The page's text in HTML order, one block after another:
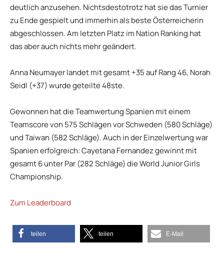
deutlich anzusehen. Nichtsdestotrotz hat sie das Turnier
zu Ende gespielt und immerhin als beste Österreicherin
abgeschlossen. Am letzten Platz im Nation Ranking hat
das aber auch nichts mehr geändert.
Anna Neumayer landet mit gesamt +35 auf Rang 46, Norah
Seidl (+37) wurde geteilte 48ste.
Gewonnen hat die Teamwertung Spanien mit einem
Teamscore von 575 Schlägen vor Schweden (580 Schläge)
und Taiwan (582 Schläge). Auch in der Einzelwertung war
Spanien erfolgreich: Cayetana Fernandez gewinnt mit
gesamt 6 unter Par (282 Schläge) die World Junior Girls
Championship.
Zum Leaderboard
teilen teilen E-Mail